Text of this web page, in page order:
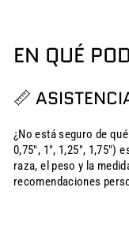
EN QUÉ
📏
¿No está seguro de
0,75", 1", 1,25", 1,75")
raza, el peso y la
recomendaciones